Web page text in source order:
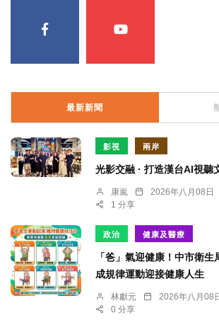
最新新聞
影視 兩岸
光影交融 · 打造漢台AI視聽
康嵐 2026年八月08日
1 分享
政治 健康及醫療
「爸」氣迎健康！中市衛
成規律運動迎接健康人生
林獻元 2026年八月08
0 分享